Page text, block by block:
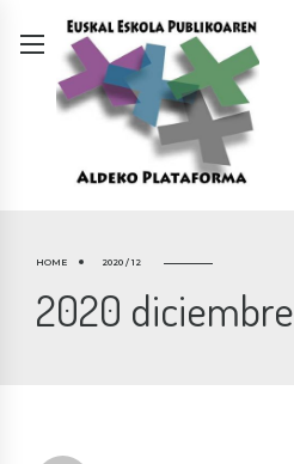
HOME 2020 / 12
2020 diciembre